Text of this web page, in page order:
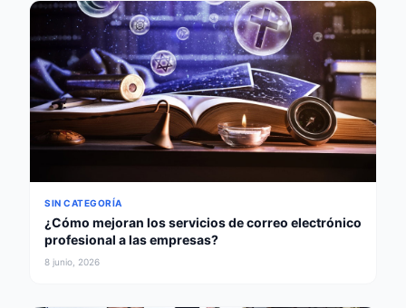
SIN CATEGORÍA
¿Cómo mejoran los servicios de correo electrónico
profesional a las empresas?
8 junio, 2026